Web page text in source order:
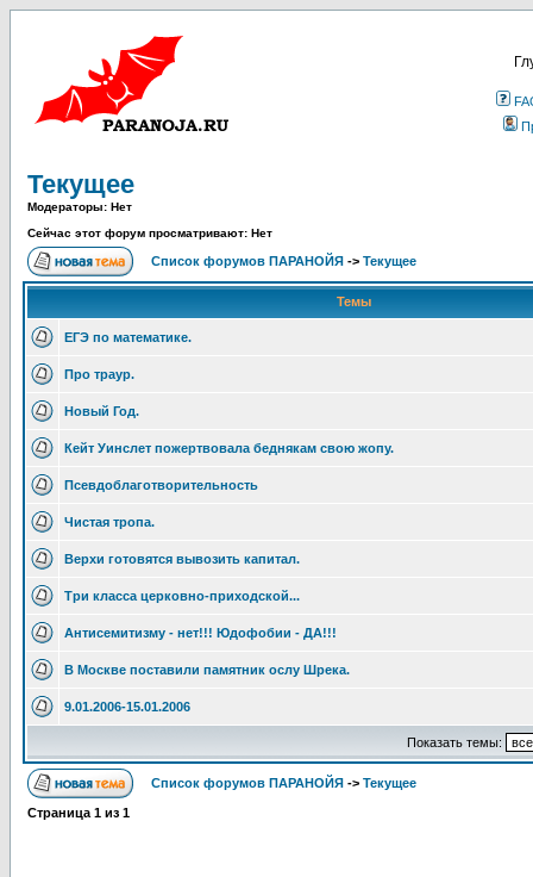
Текущее
Модераторы: Нет
Сейчас этот форум просматривают: Нет
Список форумов ПАРАНОЙЯ -> Текущее
Темы
ЕГЭ по математике.
Про траур.
Новый Год.
Кейт Уинслет пожертвовала беднякам свою жопу.
Псевдоблаготворительность
Чистая тропа.
Верхи готовятся вывозить капитал.
Три класса церковно-приходской...
Антисемитизму - нет!!! Юдофобии - ДА!!!
В Москве поставили памятник ослу Шрека.
9.01.2006-15.01.2006
Показать темы:
Список форумов ПАРАНОЙЯ -> Текущее
Страница 1 из 1